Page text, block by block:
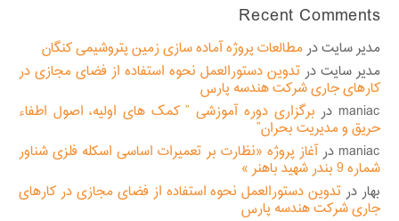
Recent Comments
مدیر سایتدر مطالعات پروژه آماده سازی زمین پتروشیمی کنگان
مدیر سایت در تدوین دستورالعمل نحوه استفاده از فضای مجازی در
کارهای جاری شرکت هندسه پارس
maniac در برگزاری دوره آموزشی ” کمک های اولیه، اصول اطفاء
حریق و مدیریت بحران”
maniac درآغاز پروژه «نظارت بر تعمیرات اساسی اسکله فلزی شناور
شماره 9 بندر شهید باهنر »
بهار در تدوین دستورالعمل نحوه استفاده از فضای مجازی در کارهای
جاری شرکت هندسه پارس